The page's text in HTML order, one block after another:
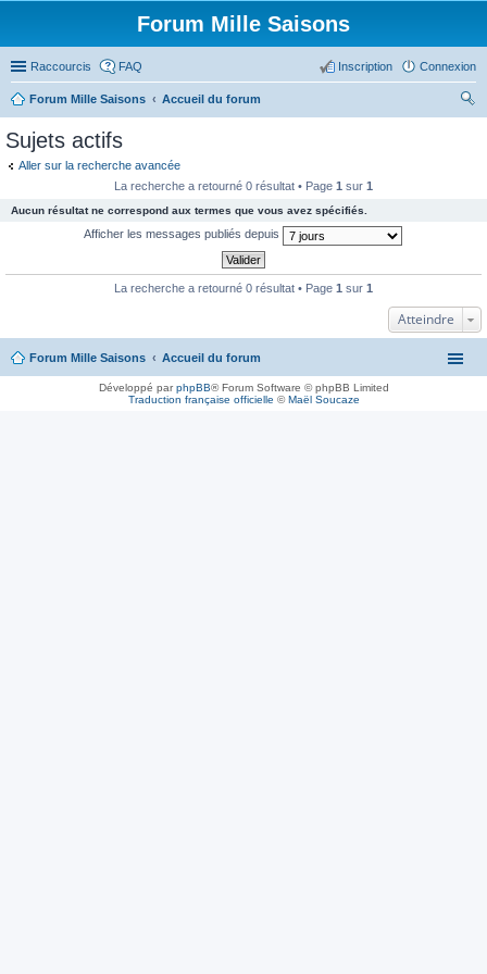
Forum Mille Saisons
Raccourcis FAQ Connexion
Inscription
Forum Mille Saisons
Accueil du forum
Sujets actifs
Aller sur la recherche avancée
La recherche a retourné 0 résultat • Page 1 sur 1
Aucun résultat ne correspond aux termes que vous avez spécifiés.
Afficher les messages publiés depuis
La recherche a retourné 0 résultat • Page 1 sur 1
Atteindre
Forum Mille Saisons Accueil du forum
Développé parphpBB® Forum Software © phpBB Limited
Traduction française officielle ©Maël Soucaze